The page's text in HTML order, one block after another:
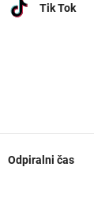
Tik Tok
Odpiralni čas